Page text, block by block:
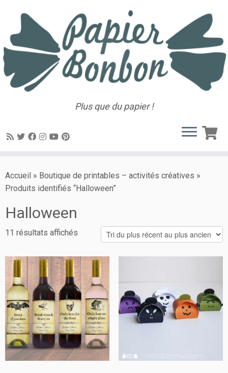
Plus que du papier !
Accueil » Boutique de printables – activités créatives »
Produits identifiés “Halloween”
Halloween
11 résultats affichés